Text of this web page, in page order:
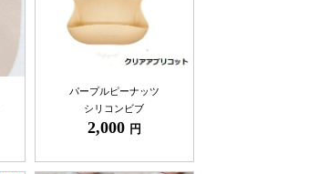
パープルピーナッツ
シリコンビブ
2,000 円